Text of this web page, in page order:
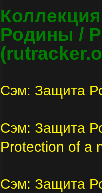
Родины /
Сэм: Защита
Сэм: Защита
Protection of a
Сэм: Защита